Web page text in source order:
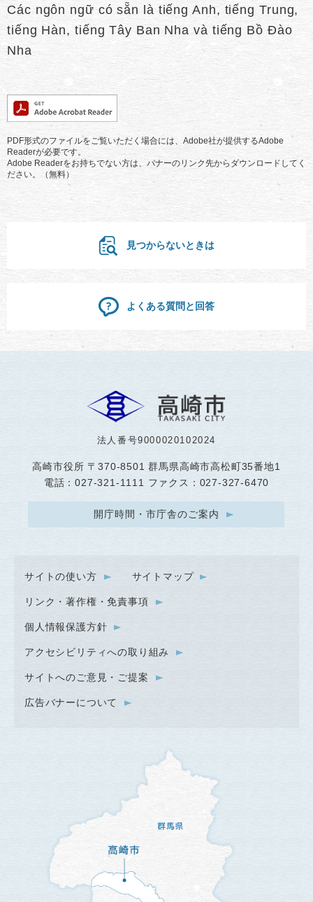
Các ngôn ngữ có sẵn là tiếng Anh, tiếng Trung,
tiếng Hàn, tiếng Tây Ban Nha và tiếng Bồ Đào
Nha
PDF形式のファイルをご覧いただく場合には、Adobe社が提供するAdobe
Readerが必要です。
Adobe Readerをお持ちでない方は、バナーのリンク先からダウンロードしてく
ださい。（無料）
見つからないときは
よくある質問と回答
法人番号9000020102024
高崎市役所 〒370-8501 群馬県高崎市高松町35番地1
電話：027-321-1111 ファクス：027-327-6470
開庁時間・市庁舎のご案内
サイトの使い方 サイトマップ
リンク・著作権・免責事項
個人情報保護方針
アクセシビリティへの取り組み
サイトへのご意見・ご提案
広告バナーについて